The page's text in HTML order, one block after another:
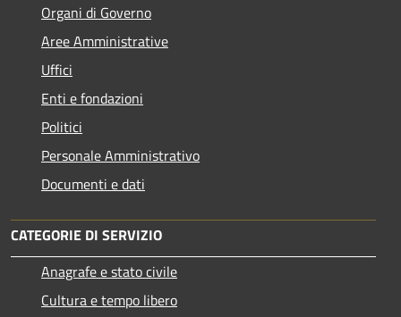
Organi di Governo
Aree Amministrative
Uffici
Enti e fondazioni
Politici
Personale Amministrativo
Documenti e dati
CATEGORIE DI SERVIZIO
Anagrafe e stato civile
Cultura e tempo libero